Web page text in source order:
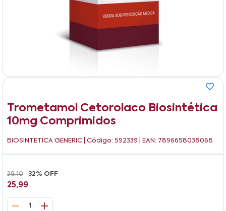
Trometamol Cetorolaco Biosintética
10mg Comprimidos
BIOSINTETICA GENERIC | Código: 592339 | EAN: 7896658038068
38,10 32% OFF
25,99
1